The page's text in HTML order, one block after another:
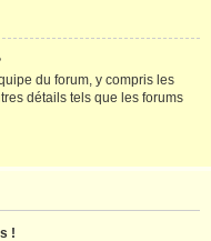
du forum, y compris les
détails tels que les forums
!